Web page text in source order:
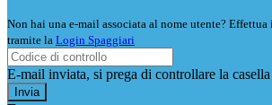
Non hai una e-mail associata al nome utente? Effettua
tramite la Login Spaggiari
E-mail inviata, si prega di controllare la